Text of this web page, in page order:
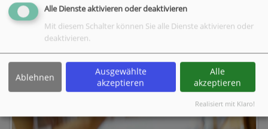
Alle Dienste aktivieren oder deaktivieren
Mit diesem Schalter können Sie alle Dienste aktivieren oder
deaktivieren.
Ablehnen
Ausgewählte
akzeptieren
Alle
akzeptieren
Realisiert mit Klaro!